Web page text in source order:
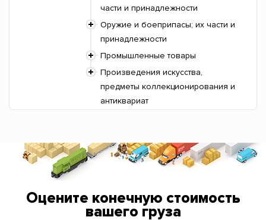
части и принадлежности
Оружие и боеприпасы; их части и
принадлежности
Промышленные товары
Произведения искусства,
предметы коллекционирования и
антиквариат
Оцените конечную стоимость
вашего груза